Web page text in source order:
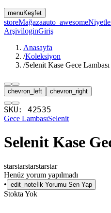
menuKeşfet
storeMağazaauto_awesome
ArşiviloginGiriş
Anasayfa
/Koleksiyon
/Selenit Kase Gece Lambası
chevron_left chevron_right
SKU: 42535
Gece LambasıSelenit
Selenit Kase
starstarstarstarstar
Henüz yorum yapılmadı
• edit_note İlk Yorumu Sen Yap
Stokta Yok